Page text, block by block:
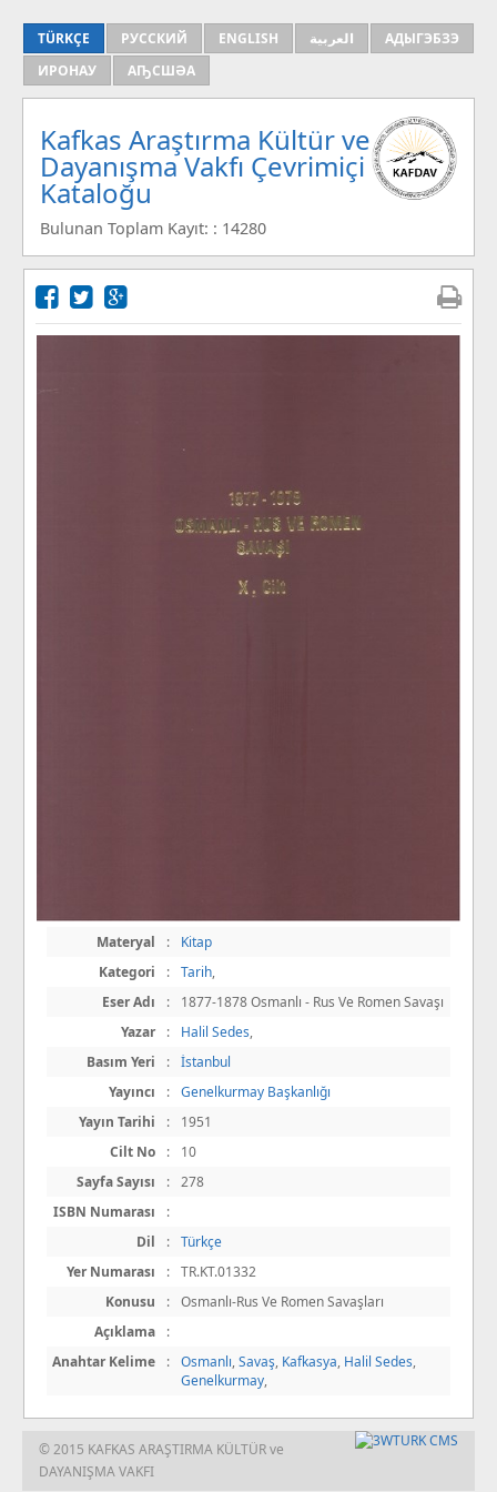
TÜRKÇE РУССКИЙ ENGLISH العربية
АДЫГЭБЗЭ
ИРОНАУ
АҦСШӘА
Kafkas Araştırma Kültür ve
Dayanışma Vakfı Çevrimiçi
Kataloğu
Bulunan Toplam Kayıt: : 14280
Materyal :
Kitap
Kategori
: Tarih,
Eser Adı
:
1877-1878 Osmanlı - Rus Ve Romen Savaşı
Yazar
: Halil Sedes,
Basım Yeri
: İstanbul
Yayıncı
: Genelkurmay Başkanlığı
Yayın Tarihi
:
1951
Cilt No
:
10
Sayfa Sayısı
: 278
ISBN Numarası
:
Dil
: Türkçe
Yer Numarası
: TR.KT.01332
Konusu
: Osmanlı-Rus Ve Romen Savaşları
Açıklama
:
Anahtar Kelime
: Osmanlı,Savaş, Kafkasya, Halil Sedes,
Genelkurmay,
© 2015 KAFKAS ARAŞTIRMA KÜLTÜR ve
DAYANIŞMA VAKFI